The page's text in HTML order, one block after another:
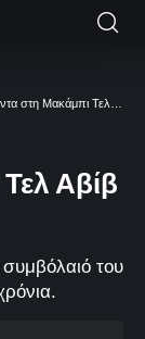
Μακάμπι Τελ Αβίβ ο ΝτιΜπαρτολομέο
Αβίβ
του